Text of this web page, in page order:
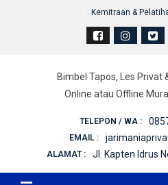
Kemitraan &
Bimbel Tapos, Les Privat
Online atau Offline
TELEPON / WA :
EMAIL :
ALAMAT : Jl. Kapten Idrus